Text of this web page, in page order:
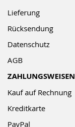
Lieferung
Rücksendung
Datenschutz
AGB
ZAHLUNGSWEISEN
Kauf auf Rechnung
Kreditkarte
PayPal